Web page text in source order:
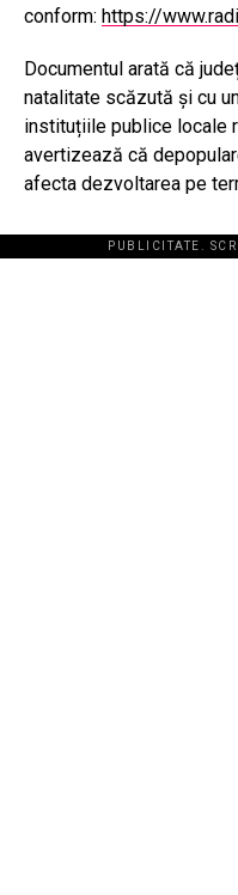
conform: https://
Documentul arată că
natalitate scăzută și cu
instituțiile publice locale
avertizează că
afecta dezvoltarea pe
PUBLICITATE.